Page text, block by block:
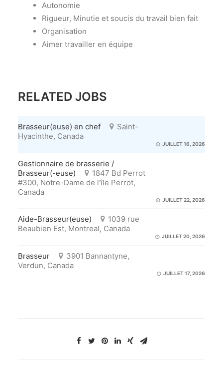
Autonomie
Rigueur, Minutie et soucis du travail bien fait
Organisation
Aimer travailler en équipe
RELATED JOBS
Brasseur(euse) en chef
Saint-
Hyacinthe, Canada
JUILLET 16, 2026
Gestionnaire de brasserie /
Brasseur(-euse)
1847 Bd Perrot
#300, Notre-Dame de l'île Perrot,
Canada
JUILLET 22, 2026
Aide-Brasseur(euse)
1039 rue
Beaubien Est, Montreal, Canada
JUILLET 20, 2026
Brasseur
3901 Bannantyne,
Verdun, Canada
JUILLET 17, 2026